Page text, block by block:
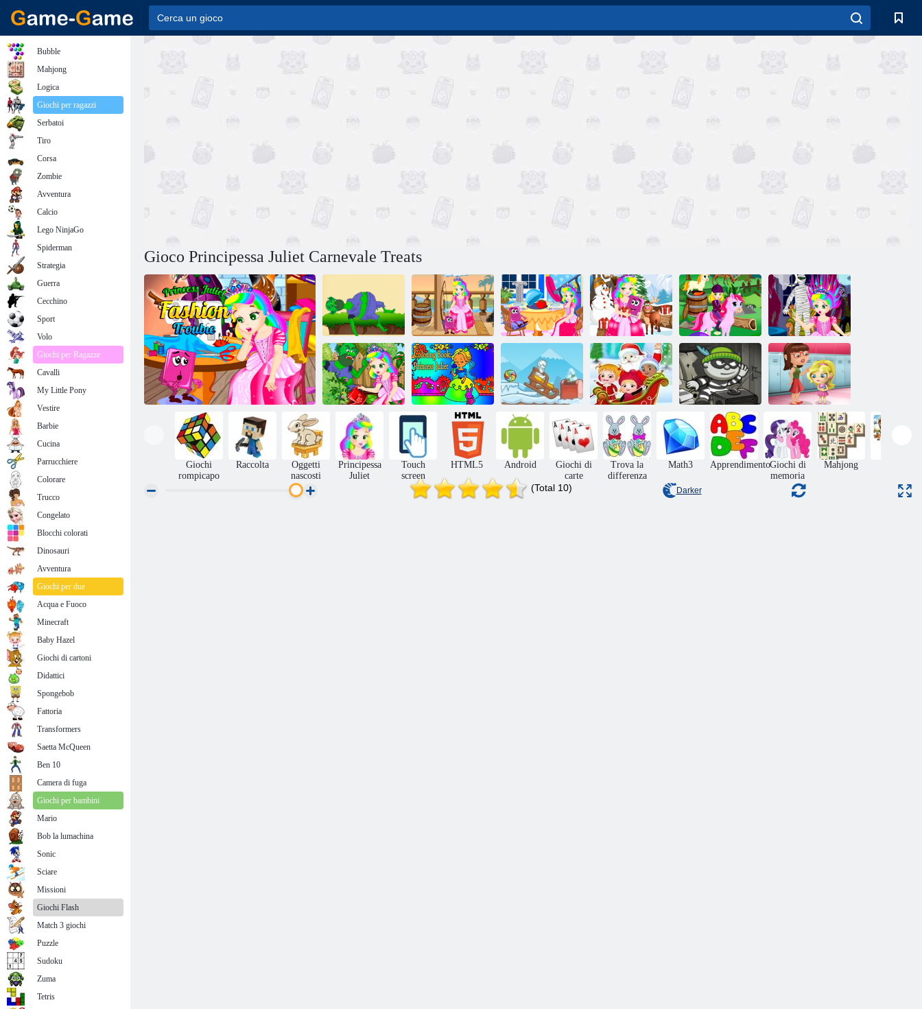
Gioco Principessa Juliet Carnevale Treats
Avventure super
troll
Principessa
Giulietta e Amici
Hide and Seek
Principessa
Juliet Secret
Recipe
Principessa
Juliet regalo
Hunt
Principessa
Juliet Farm
Investigation
Principessa
Juliet avventura
Spaventoso
Principessa
vergine giardino
problemi
Libro da
colorare:
Princess Juliet
Find The Candy:
Baby Hazel
Sorpresa di
Natale
Bob il ladro H5
Scuola di gioco
Slacking
Giochi
rompicapo
Raccolta
Oggetti
nascosti
Principessa
Juliet
Touch
screen
HTML5 Android
Giochi di
carte
Trova la
differenza
Math3 ApprendimentoGiochi di
memoria
Mahjong
(Total 10) Darker
Bubble
Mahjong
Logica
Giochi per ragazzi
Serbatoi
Tiro
Corsa
Zombie
Avventura
Calcio
Lego NinjaGo
Spiderman
Strategia
Guerra
Cecchino
Sport
Volo
Giochi per Ragazze
Cavalli
My Little Pony
Vestire
Barbie
Cucina
Parrucchiere
Colorare
Trucco
Congelato
Blocchi colorati
Dinosauri
Avventura
Giochi per due
Acqua e Fuoco
Minecraft
Baby Hazel
Giochi di cartoni
Didattici
Spongebob
Fattoria
Transformers
Saetta McQueen
Ben 10
Camera di fuga
Giochi per bambini
Mario
Bob la lumachina
Sonic
Sciare
Missioni
Giochi Flash
Match 3 giochi
Puzzle
Sudoku
Zuma
Tetris